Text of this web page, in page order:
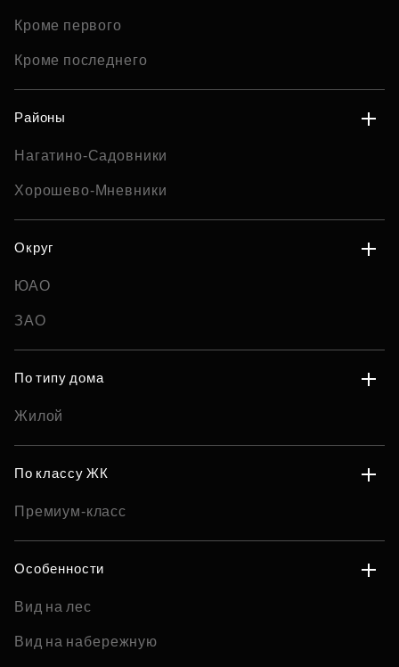
Кроме первого
Кроме последнего
Районы
Нагатино-Садовники
Хорошево-Мневники
Округ
ЮАО
ЗАО
По типу дома
Жилой
По классу ЖК
Премиум-класс
Особенности
Вид на лес
Вид на набережную